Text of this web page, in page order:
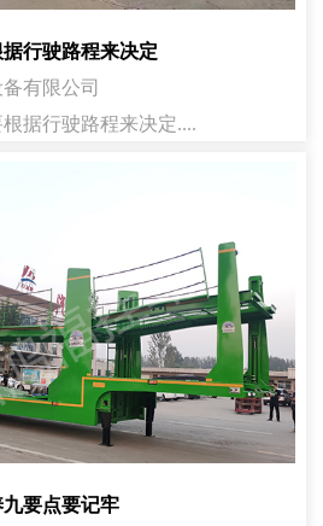
行驶路程来决定
有限公司
据行驶路程来决定....
要点要记牢